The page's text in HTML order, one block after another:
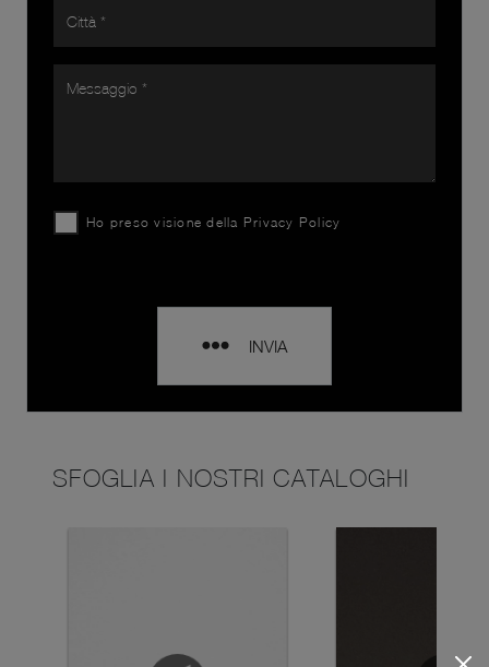
Ho preso visione della Privacy Policy
INVIA
SFOGLIA I NOSTRI CATALOGHI